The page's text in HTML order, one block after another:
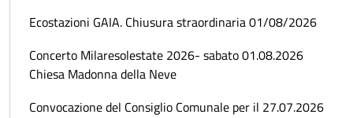
Ecostazioni GAIA. Chiusura straordinaria 01/08/2026
Concerto Milaresolestate 2026- sabato 01.08.2026
Chiesa Madonna della Neve
Convocazione del Consiglio Comunale per il 27.07.2026